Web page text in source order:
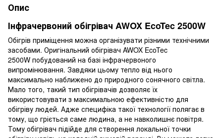
Опис
Інфрачервоний обігрівач AWOX EcoTec 2500W
Обігрів приміщення можна організувати різними технічними
засобами. Оригінальний обігрівач AWOX EcoTec
2500W побудований на базі інфрачервоного
випромінювання. Завдяки цьому тепло від нього
максимально наближено до природного сонячного світла.
Мало того, такий тип обігрівачів дозволяє їх
використовувати з максимальною ефективністю для
обігріву людей. Адже специфіка такої технології полягає в
тому, що гріється саме людина, а не навколишнє повітря.
Тому обігрівач підійде для створення локальної точки